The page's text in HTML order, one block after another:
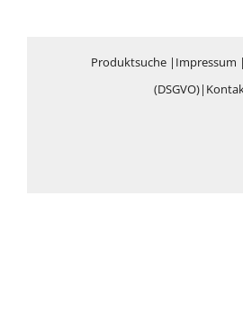
Produktsuche| Impressum |
(DSGVO)|